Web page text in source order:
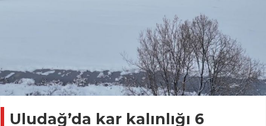
Uludağ’da kar kalınlığı 6